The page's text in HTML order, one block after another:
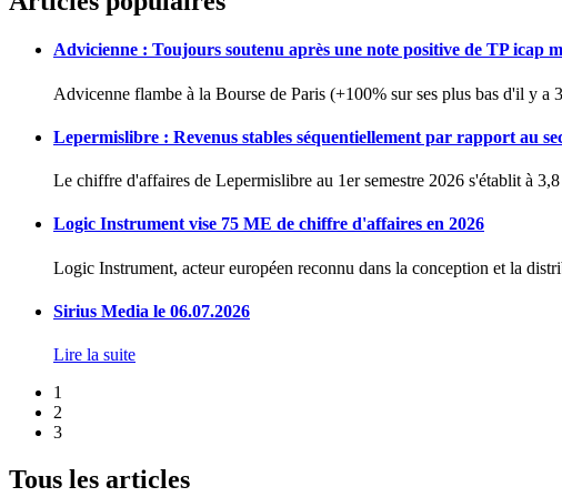
Advicienne : Toujours soutenu après une note positive de TP icap
Advicenne flambe à la Bourse de Paris (+100% sur ses plus bas d'il y a
Lepermislibre : Revenus stables séquentiellement par rapport au
Le chiffre d'affaires de Lepermislibre au 1er semestre 2026 s'établit à
Logic Instrument vise 75 ME de chiffre d'affaires en 2026
Logic Instrument, acteur européen reconnu dans la conception et la
Sirius Media le 06.07.2026
Lire la suite
1
2
3
Tous les articles